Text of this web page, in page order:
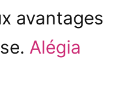
avantages
Alégia